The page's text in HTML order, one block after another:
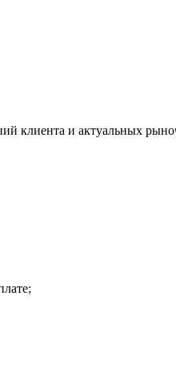
клиента и актуальных